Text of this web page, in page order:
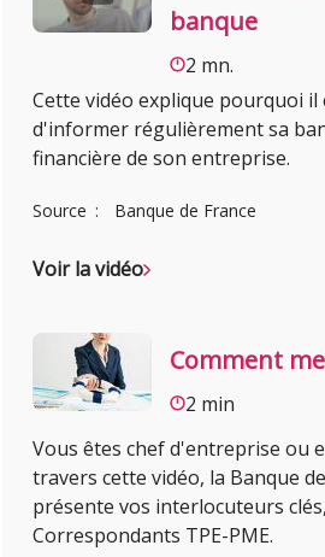
banque
2 mn.
Cette vidéo explique pourquoi
d'informer régulièrement sa
financière de son entreprise.
Source Banque de France
Voir la vidéo
Comment
2 min
Vous êtes chef d'entreprise ou
travers cette vidéo, la Banque
présente vos interlocuteurs
Correspondants TPE-PME.